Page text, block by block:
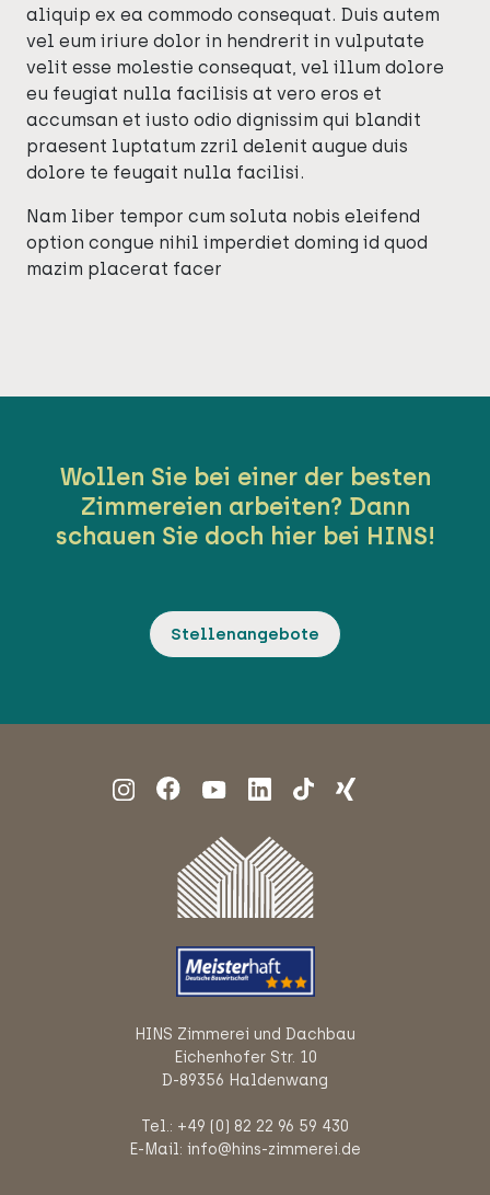
aliquip ex ea commodo consequat. Duis autem
vel eum iriure dolor in hendrerit in vulputate
velit esse molestie consequat, vel illum dolore
eu feugiat nulla facilisis at vero eros et
accumsan et iusto odio dignissim qui blandit
praesent luptatum zzril delenit augue duis
dolore te feugait nulla facilisi.
Nam liber tempor cum soluta nobis eleifend
option congue nihil imperdiet doming id quod
mazim placerat facer
Wollen Sie bei einer der besten
Zimmereien arbeiten? Dann
schauen Sie doch hier bei HINS!
Stellenangebote
HINS Zimmerei und Dachbau
Eichenhofer Str. 10
D-89356 Haldenwang
Tel.: +49 (0) 82 22 96 59 430
E-Mail: info@hins-zimmerei.de